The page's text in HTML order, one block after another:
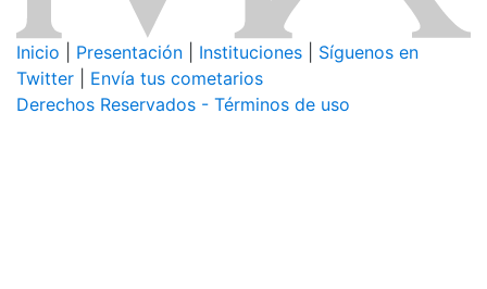
Inicio Presentación Instituciones
Síguenos en
Twitter
Envía tus cometarios
Derechos Reservados - Términos de uso